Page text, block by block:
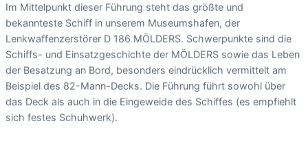
Im Mittelpunkt dieser Führung steht das größte und
bekannteste Schiff in unserem Museumshafen, der
Lenkwaffenzerstörer D 186 MÖLDERS. Schwerpunkte sind die
Schiffs- und Einsatzgeschichte der MÖLDERS sowie das Leben
der Besatzung an Bord, besonders eindrücklich vermittelt am
Beispiel des 82-Mann-Decks. Die Führung führt sowohl über
das Deck als auch in die Eingeweide des Schiffes (es empfiehlt
sich festes Schuhwerk).